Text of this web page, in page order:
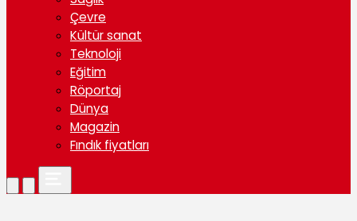
Çevre
Kültür sanat
Teknoloji
Eğitim
Röportaj
Dünya
Magazin
Fındık fiyatları